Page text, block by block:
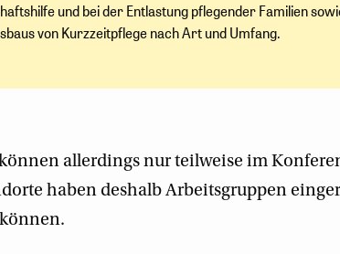
und bei der Entlastung pflegender Familien
von Kurzzeitpflege nach Art und Umfang.
allerdings nur teilweise im
haben deshalb Arbeitsgruppen